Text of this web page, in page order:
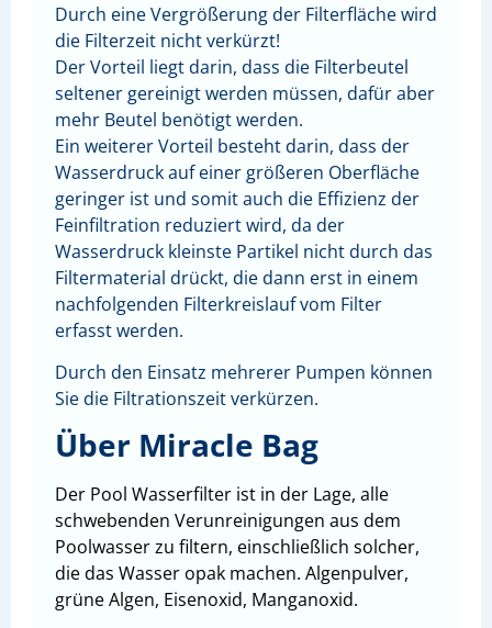
Durch eine Vergrößerung der Filterfläche wird
die Filterzeit nicht verkürzt!
Der Vorteil liegt darin, dass die Filterbeutel
seltener gereinigt werden müssen, dafür aber
mehr Beutel benötigt werden.
Ein weiterer Vorteil besteht darin, dass der
Wasserdruck auf einer größeren Oberfläche
geringer ist und somit auch die Effizienz der
Feinfiltration reduziert wird, da der
Wasserdruck kleinste Partikel nicht durch das
Filtermaterial drückt, die dann erst in einem
nachfolgenden Filterkreislauf vom Filter
erfasst werden.
Durch den Einsatz mehrerer Pumpen können
Sie die Filtrationszeit verkürzen.
Über Miracle Bag
Der Pool Wasserfilter ist in der Lage, alle
schwebenden Verunreinigungen aus dem
Poolwasser zu filtern, einschließlich solcher,
die das Wasser opak machen. Algenpulver,
grüne Algen, Eisenoxid, Manganoxid.